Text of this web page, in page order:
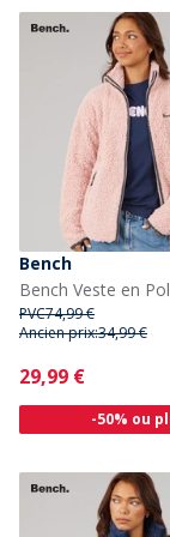
Bench
PVC74,99 €
Ancien prix:34,99 €
Current
29,99 €
-50% ou